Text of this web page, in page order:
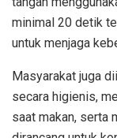
minimal 20 detik
untuk menjaga
Masyarakat juga
secara higienis,
saat makan, serta